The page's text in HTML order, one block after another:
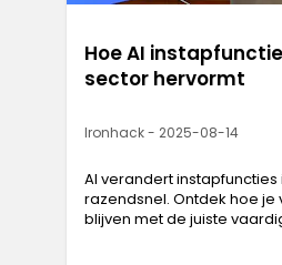
Hoe AI
sector hervormt
Ironhack - 2025-08-14
AI verandert
razendsnel. Ontdek hoe je
blijven met de juiste